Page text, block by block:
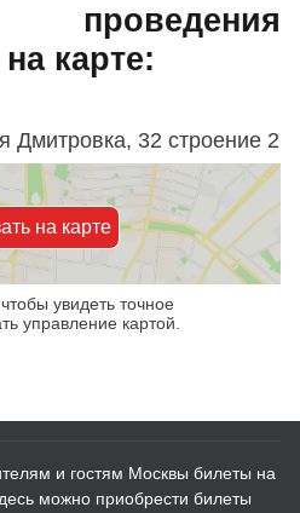
карте:
Дмитровка, 32 строение 2
на карте
увидеть точное
управление картой.
и гостям Москвы билеты на
можно приобрести билеты